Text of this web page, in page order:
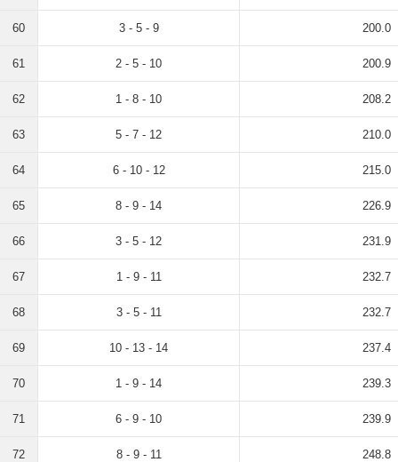
60 3 - 5 - 9 200.0
61 2 - 5 - 10 200.9
62 1 - 8 - 10 208.2
63 5 - 7 - 12 210.0
64 6 - 10 - 12 215.0
65 8 - 9 - 14 226.9
66 3 - 5 - 12 231.9
67 1 - 9 - 11 232.7
68 3 - 5 - 11 232.7
69 10 - 13 - 14 237.4
70 1 - 9 - 14 239.3
71 6 - 9 - 10 239.9
72 8 - 9 - 11 248.8